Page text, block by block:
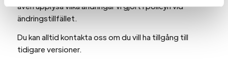
även upplysa vilka ändringar vi gjort i policyn vid
ändringstillfället.
Du kan alltid kontakta oss om du vill ha tillgång till
tidigare versioner.